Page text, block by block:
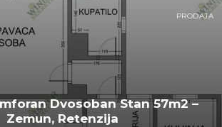
PRODAJA
Dvosoban Stan 57m2 –
Zemun, Retenzija